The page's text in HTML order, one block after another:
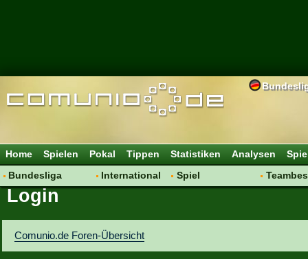
Home Spielen Pokal Tippen Statistiken Analysen
Bundesliga
Hot News
Spielanalyse
Vereinsdiskussion
International
Spiel
Login
Comunio.de Foren-Übersicht